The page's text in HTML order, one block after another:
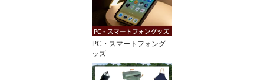
PC・スマートフォング
ッズ